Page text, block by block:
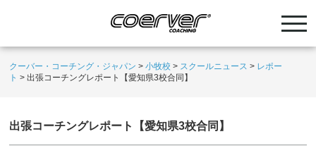
クーバー・コーチング・ジャパン >小牧校 > スクールニュース > レポー
ト >出張コーチングレポート【愛知県3校合同】
出張コーチングレポート【愛知県3校合同】